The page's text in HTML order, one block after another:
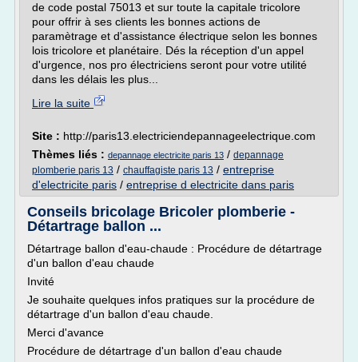
de code postal 75013 et sur toute la capitale tricolore
pour offrir à ses clients les bonnes actions de
paramètrage et d'assistance électrique selon les bonnes
lois tricolore et planétaire. Dés la réception d'un appel
d'urgence, nos pro électriciens seront pour votre utilité
dans les délais les plus...
Lire la suite
Site : http://paris13.electriciendepannageelectrique.com
Thèmes liés : depannage electricite paris 13 / depannage
plomberie paris 13 / chauffagiste paris 13 / entreprise
d'electricite paris / entreprise d electricite dans paris
Conseils bricolage Bricoler plomberie -
Détartrage ballon ...
Détartrage ballon d'eau-chaude : Procédure de détartrage
d'un ballon d'eau chaude
Invité
Je souhaite quelques infos pratiques sur la procédure de
détartrage d'un ballon d'eau chaude.
Merci d'avance
Procédure de détartrage d'un ballon d'eau chaude